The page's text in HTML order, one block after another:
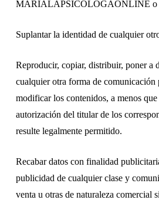
MARÍALAPSICÓLOGAONLINE o
Suplantar la identidad de cualquier
Reproducir, copiar, distribuir, poner a
cualquier otra forma de comunicación
modificar los contenidos, a menos que
autorización del titular de los
resulte legalmente permitido.
Recabar datos con finalidad
publicidad de cualquier clase y
venta u otras de naturaleza comercial